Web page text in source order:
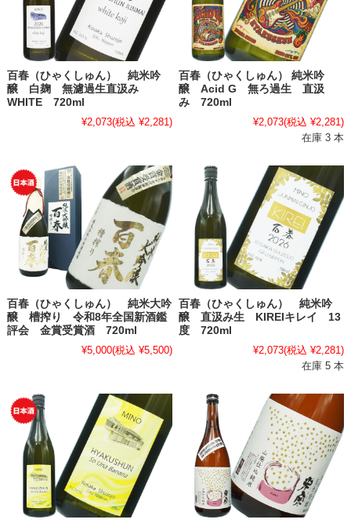
百春（ひゃくしゅん） 純米吟
醸 白麹 無濾過生直汲み
WHITE 720ml
¥2,073(税込 ¥2,281)
百春（ひゃくしゅん） 純米吟
醸 Acid G 無ろ過生 直汲
み 720ml
¥2,073(税込 ¥2,281)
在庫 3 本
百春（ひゃくしゅん） 純米大吟
醸 槽搾り 令和8年全国新酒鑑
評会 金賞受賞酒 720ml
¥5,000(税込 ¥5,500)
百春（ひゃくしゅん） 純米吟
醸 直汲み生 KIREIキレイ 13
度 720ml
¥2,073(税込 ¥2,281)
在庫 5 本